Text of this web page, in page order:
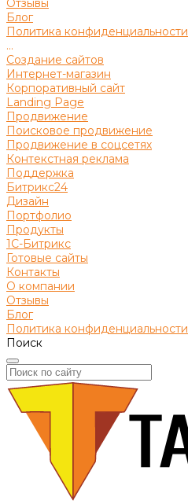
Блог
Политика конфиденциальности
...
Создание сайтов
Интернет-магазин
Корпоративный сайт
Landing Page
Продвижение
Поисковое продвижение
Продвижение в соцсетях
Контекстная реклама
Поддержка
Битрикс24
Дизайн
Портфолио
Продукты
1С-Битрикс
Готовые сайты
Контакты
О компании
Отзывы
Блог
Политика конфиденциальности
Поиск